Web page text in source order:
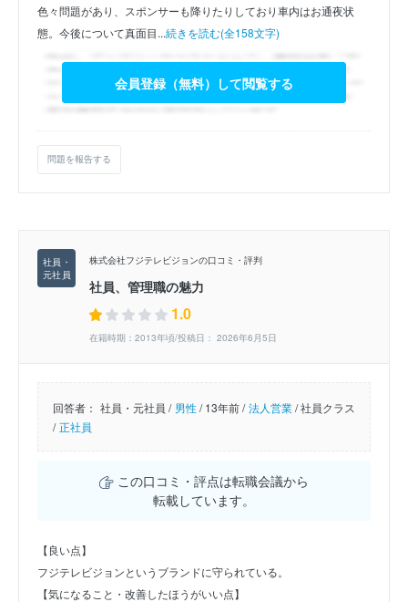
色々問題があり、スポンサーも降りたりしており車内はお通夜状
態。今後について真面目...続きを読む(全158文字)
会員登録（無料）して閲覧する
問題を報告する
株式会社フジテレビジョンの口コミ・評判
社員、管理職の魅力
1.0
在籍時期：2013年頃/投稿日： 2026年6月5日
回答者： 社員・元社員 / 男性/13年前 / 法人営業/社員クラス
/ 正社員
この口コミ・評点は転職会議から
転載しています。
【良い点】
フジテレビジョンというブランドに守られている。
【気になること・改善したほうがいい点】